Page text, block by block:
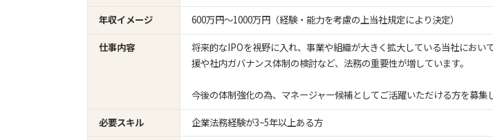
年収イメージ
600万円〜1000万円（経験・能力を考慮の上当社規定により決定）
仕事内容
将来的なIPOを視野に入れ、事業や組織が大きく拡大している当社におい
援や社内ガバナンス体制の検討など、法務の重要性が増しています。
今後の体制強化の為、マネージャー候補としてご活躍いただける方を募集
必要スキル
企業法務経験が3~5年以上ある方